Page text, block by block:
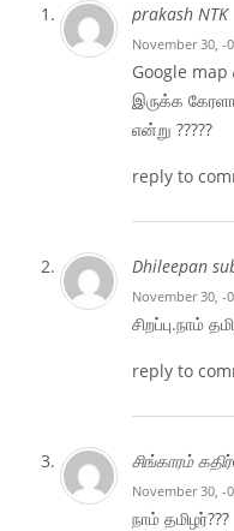
prakash NTK
November 30, -
Google
இருக்க
என்று ?????
reply to
Dhileepan
November 30, -
சிறப்பு.நாம்
reply to
சிங்காரம்
November 30, -
நாம் தமிழர்???